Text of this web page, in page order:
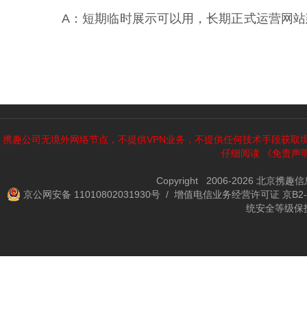
A：短期临时展示可以用，长期正式运营网
携趣公司无境外网络节点，不提供VPN业务，不提供任何技术手段获
仔细阅读
《免责声
Copyright 2006-2026 北京携趣信
京公网安备 11010802031930号 / 增值电信业务经营许可证 京
统安全等级